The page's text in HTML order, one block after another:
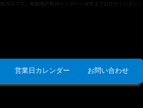
売店です。船舶免許取得からボート保管までお任せください！
営業日カレンダー お問い合わせ